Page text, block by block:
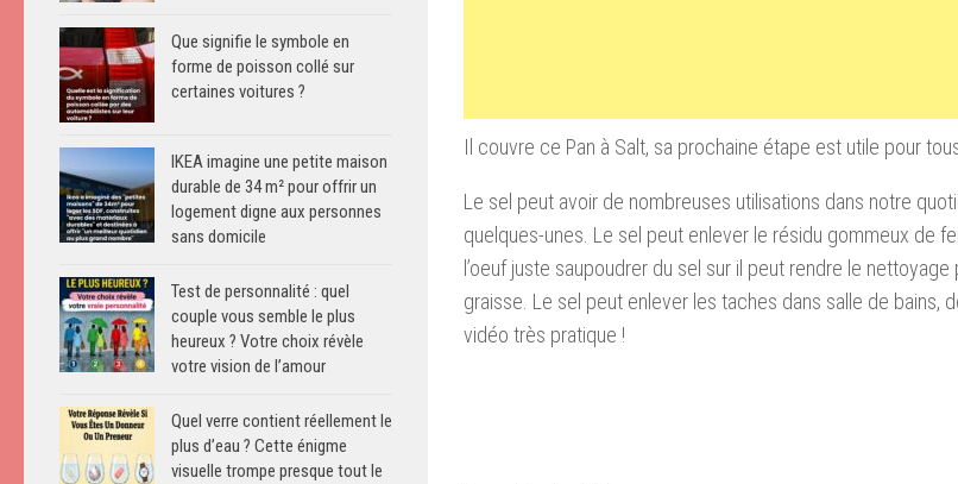
Il couvre ce Pan à Salt, sa prochaine étape est utile pour
Le sel peut avoir de nombreuses utilisations dans notre
quelques-unes. Le sel peut enlever le résidu gommeux de
l’oeuf juste saupoudrer du sel sur il peut rendre le
graisse. Le sel peut enlever les taches dans salle de bains,
vidéo très pratique !
Que signifie le symbole en
forme de poisson collé sur
certaines voitures ?
IKEA imagine une petite maison
durable de 34 m² pour offrir un
logement digne aux personnes
sans domicile
Test de personnalité : quel
couple vous semble le plus
heureux ? Votre choix révèle
votre vision de l’amour
Quel verre contient réellement le
plus d’eau ? Cette énigme
visuelle trompe presque tout le